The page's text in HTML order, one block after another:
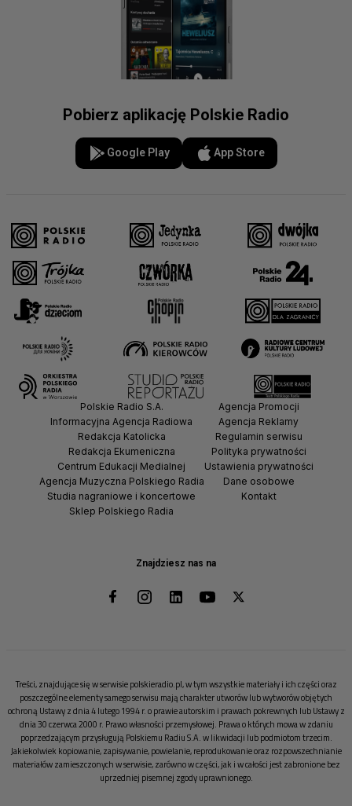
Pobierz aplikację Polskie Radio
Google Play App Store
Znajdziesz nas na
Polskie Radio S.A.
Informacyjna Agencja Radiowa
Redakcja Katolicka
Redakcja Ekumeniczna
Centrum Edukacji Medialnej
Agencja Muzyczna Polskiego Radia
Studia nagraniowe i koncertowe
Sklep Polskiego Radia
Agencja Promocji
Agencja Reklamy
Regulamin serwisu
Polityka prywatności
Ustawienia prywatności
Dane osobowe
Kontakt
Treści, znajdujące się w serwisie polskieradio.pl, w tym wszystkie materiały i ich części oraz
poszczególne elementy samego serwisu mają charakter utworów lub wytworów objętych
ochroną Ustawy z dnia 4 lutego 1994 r. o prawie autorskim i prawach pokrewnych lub Ustawy z
dnia 30 czerwca 2000 r. Prawo własności przemysłowej. Prawa o których mowa w zdaniu
poprzedzającym przysługują Polskiemu Radiu S.A. w likwidacji lub podmiotom trzecim.
Jakiekolwiek kopiowanie, zapisywanie, powielanie, reprodukowanie oraz rozpowszechnianie
materiałów zamieszczonych w serwisie, zarówno w części, jak i w całości jest zabronione bez
uprzedniej pisemnej zgody uprawnionego.